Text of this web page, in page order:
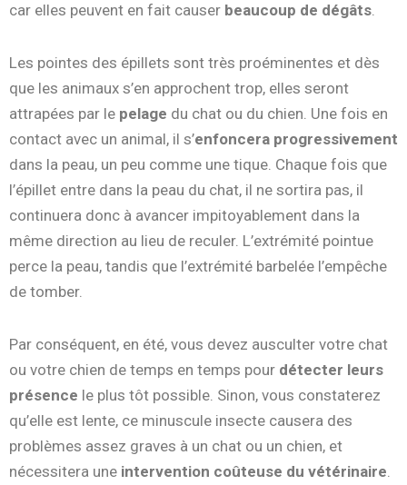
car elles peuvent en fait causer beaucoup de dégâts.
Les pointes des épillets sont très proéminentes et dès
que les animaux s’en approchent trop, elles seront
attrapées par le pelage du chat ou du chien. Une fois en
contact avec un animal, il s’enfoncera progressivement
dans la peau, un peu comme une tique. Chaque fois que
l’épillet entre dans la peau du chat, il ne sortira pas, il
continuera donc à avancer impitoyablement dans la
même direction au lieu de reculer. L’extrémité pointue
perce la peau, tandis que l’extrémité barbelée l’empêche
de tomber.
Par conséquent, en été, vous devez ausculter votre chat
ou votre chien de temps en temps pour détecter leurs
présence le plus tôt possible. Sinon, vous constaterez
qu’elle est lente, ce minuscule insecte causera des
problèmes assez graves à un chat ou un chien, et
nécessitera une intervention coûteuse du vétérinaire